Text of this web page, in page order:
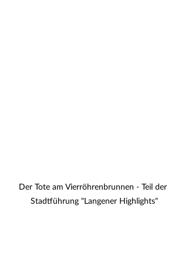
Der Tote am Vierröhrenbrunnen - Teil der
Stadtführung "Langener Highlights"